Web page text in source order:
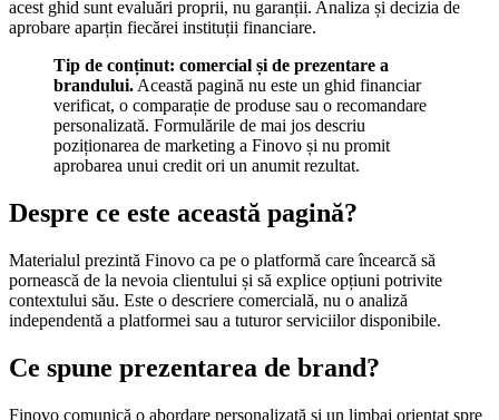
acest ghid sunt evaluări proprii, nu garanții. Analiza și decizia de
aprobare aparțin fiecărei instituții financiare.
Tip de conținut: comercial și de prezentare a
brandului. Această pagină nu este un ghid financiar
verificat, o comparație de produse sau o recomandare
personalizată. Formulările de mai jos descriu
poziționarea de marketing a Finovo și nu promit
aprobarea unui credit ori un anumit rezultat.
Despre ce este această pagină?
Materialul prezintă Finovo ca pe o platformă care încearcă să
pornească de la nevoia clientului și să explice opțiuni potrivite
contextului său. Este o descriere comercială, nu o analiză
independentă a platformei sau a tuturor serviciilor disponibile.
Ce spune prezentarea de brand?
Finovo comunică o abordare personalizată și un limbaj orientat spre